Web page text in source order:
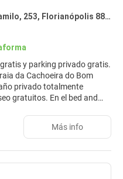
253, Florianópolis 88056-557
y parking privado gratis.
da Cachoeira do Bom
En el bed and
y Centro comercial Iguatemi
(AeropuertoMás info